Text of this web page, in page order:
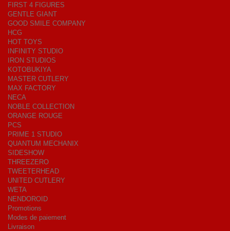
FIRST 4 FIGURES
GENTLE GIANT
GOOD SMILE COMPANY
HCG
HOT TOYS
INFINITY STUDIO
IRON STUDIOS
KOTOBUKIYA
MASTER CUTLERY
MAX FACTORY
NECA
NOBLE COLLECTION
ORANGE ROUGE
PCS
PRIME 1 STUDIO
QUANTUM MECHANIX
SIDESHOW
THREEZERO
TWEETERHEAD
UNITED CUTLERY
WETA
NENDOROID
Promotions
Modes de paiement
Livraison